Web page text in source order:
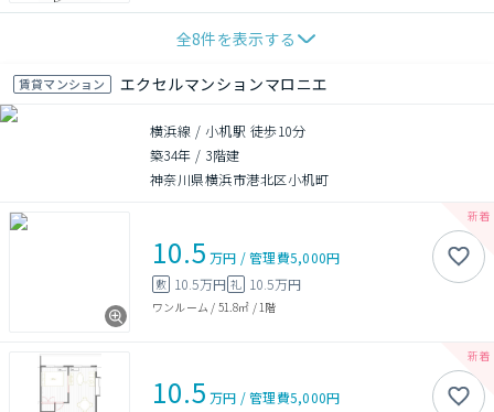
全8件を表示する
賃貸マンション エクセルマンションマロニエ
横浜線 / 小机駅 徒歩10分
築34年 / 3階建
神奈川県横浜市港北区小机町
10.5 万円 /管理費5,000円
敷 10.5万円 礼 10.5万円
ワンルーム / 51.8㎡ / 1階
10.5 万円 /管理費5,000円